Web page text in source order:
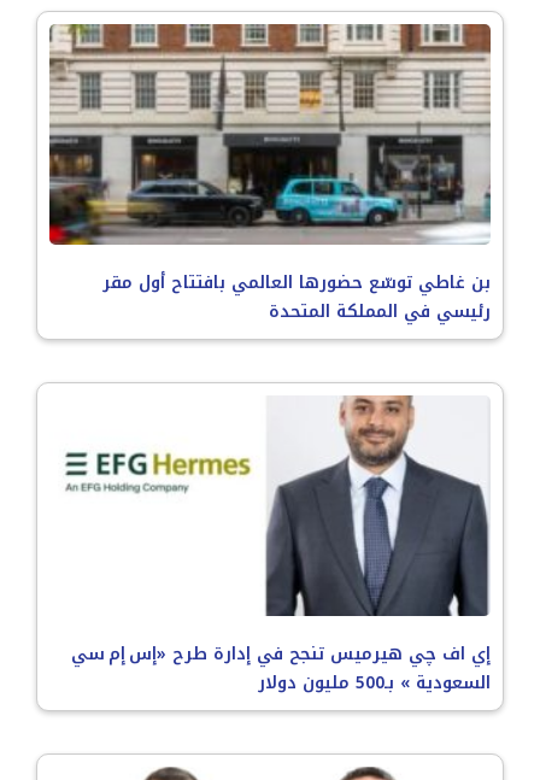
بن غاطي توسّع حضورها العالمي بافتتاح أول مقر
رئيسي في المملكة المتحدة
إي اف چي هيرميس تنجح في إدارة طرح «إس إم سي
السعودية » بـ500 مليون دولار